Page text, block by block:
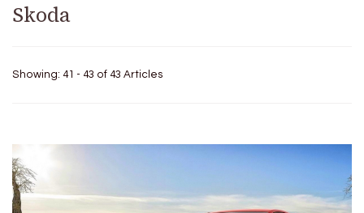
Skoda
Showing: 41 - 43 of 43 Articles